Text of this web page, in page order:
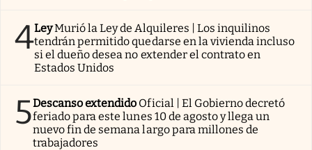
4LeyMurió la Ley de Alquileres | Los inquilinos
tendrán permitido quedarse en la vivienda incluso
si el dueño desea no extender el contrato en
Estados Unidos
5Descanso extendido Oficial | El Gobierno decretó
feriado para este lunes 10 de agosto y llega un
nuevo fin de semana largo para millones de
trabajadores